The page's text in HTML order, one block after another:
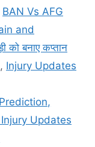
BAN Vs AFG
and
बनाए कप्तान
, Injury Updates
Updates